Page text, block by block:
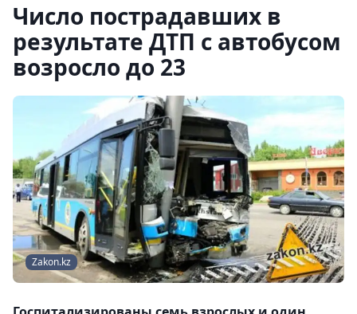
Число пострадавших в
результате ДТП с автобусом
возросло до 23
Zakon.kz